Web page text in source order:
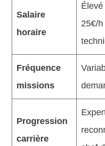
Salaire
horaire
25€/
Fréquence
missions
Progression
carrière